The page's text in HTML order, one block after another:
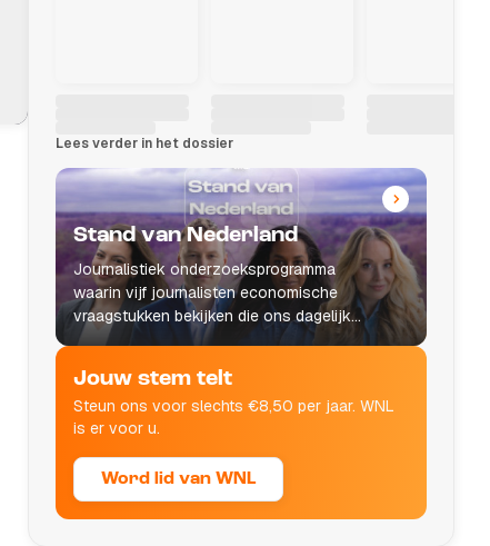
Lees verder in het dossier
Stand van Nederland
Journalistiek onderzoeksprogramma
waarin vijf journalisten economische
vraagstukken bekijken die ons dagelijks
leven raken.
Jouw stem telt
Steun ons voor slechts €8,50 per jaar. WNL
is er voor u.
Word lid van WNL